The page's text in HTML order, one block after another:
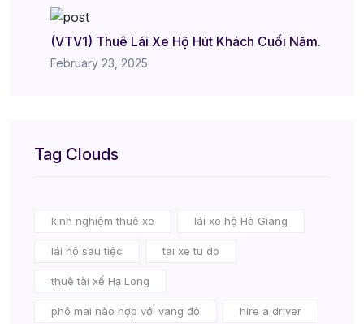
(VTV1) Thuê Lái Xe Hộ Hút Khách Cuối Năm.
February 23, 2025
Tag Clouds
kinh nghiệm thuê xe lái xe hộ Hà Giang
lái hộ sau tiệc tai xe tu do
thuê tài xế Hạ Long
phô mai nào hợp với vang đỏ hire a driver